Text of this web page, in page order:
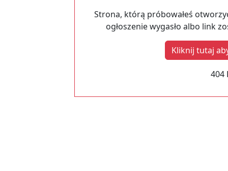
Strona, którą próbowałeś
ogłoszenie wygasło albo link
Kliknij tutaj
404